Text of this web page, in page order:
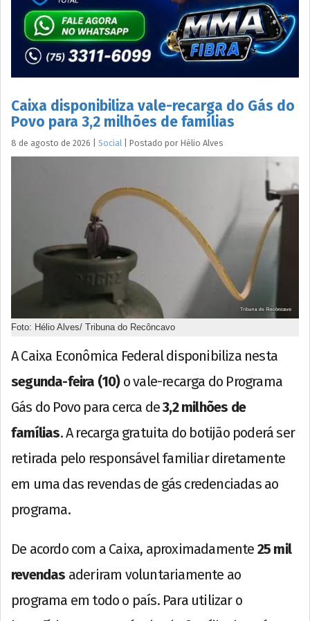
Caixa disponibiliza vale-recarga do Gás do
Povo para 3,2 milhões de famílias
8 de agosto de 2026 Social Postado por Hélio Alves
Foto: Hélio Alves/ Tribuna do Recôncavo
A Caixa Econômica Federal disponibiliza nesta
segunda-feira (10)o vale-recarga do Programa
Gás do Povo para cerca de3,2 milhões de
famílias. A recarga gratuita do botijão poderá ser
retirada pelo responsável familiar diretamente
em uma das revendas de gás credenciadas ao
programa.
De acordo com a Caixa, aproximadamente 25 mil
revendas aderiram voluntariamente ao
programa em todo o país. Para utilizar o